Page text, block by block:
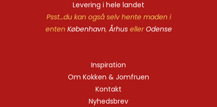
Levering i hele landet
Psst…du kan også selv hente maden i
enten København, ÅrhusellerOdense
Inspiration
Om Kokken & Jomfruen
Kontakt
Nyhedsbrev